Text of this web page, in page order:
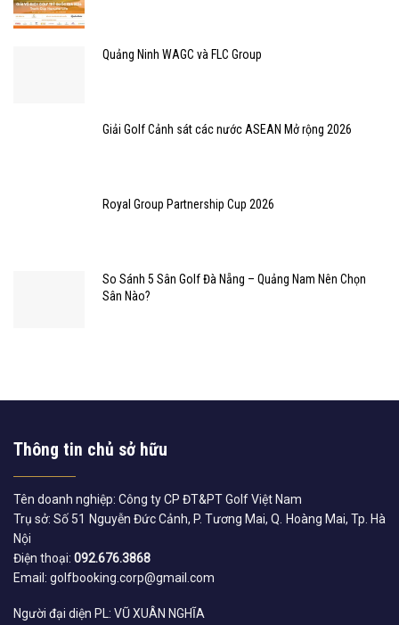
Quảng Ninh WAGC và FLC Group
Giải Golf Cảnh sát các nước ASEAN Mở rộng 2026
Royal Group Partnership Cup 2026
So Sánh 5 Sân Golf Đà Nẵng – Quảng Nam Nên Chọn
Sân Nào?
Thông tin chủ sở hữu
Tên doanh nghiệp: Công ty CP ĐT&PT Golf Việt Nam
Trụ sở: Số 51 Nguyễn Đức Cảnh, P. Tương Mai, Q. Hoàng Mai, Tp. Hà
Nội
Điện thoại: 092.676.3868
Email: golfbooking.corp@gmail.com
Người đại diện PL: VŨ XUÂN NGHĨA